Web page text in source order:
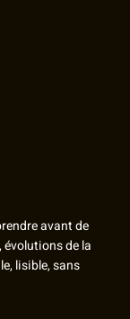
avant de
de la
lisible, sans